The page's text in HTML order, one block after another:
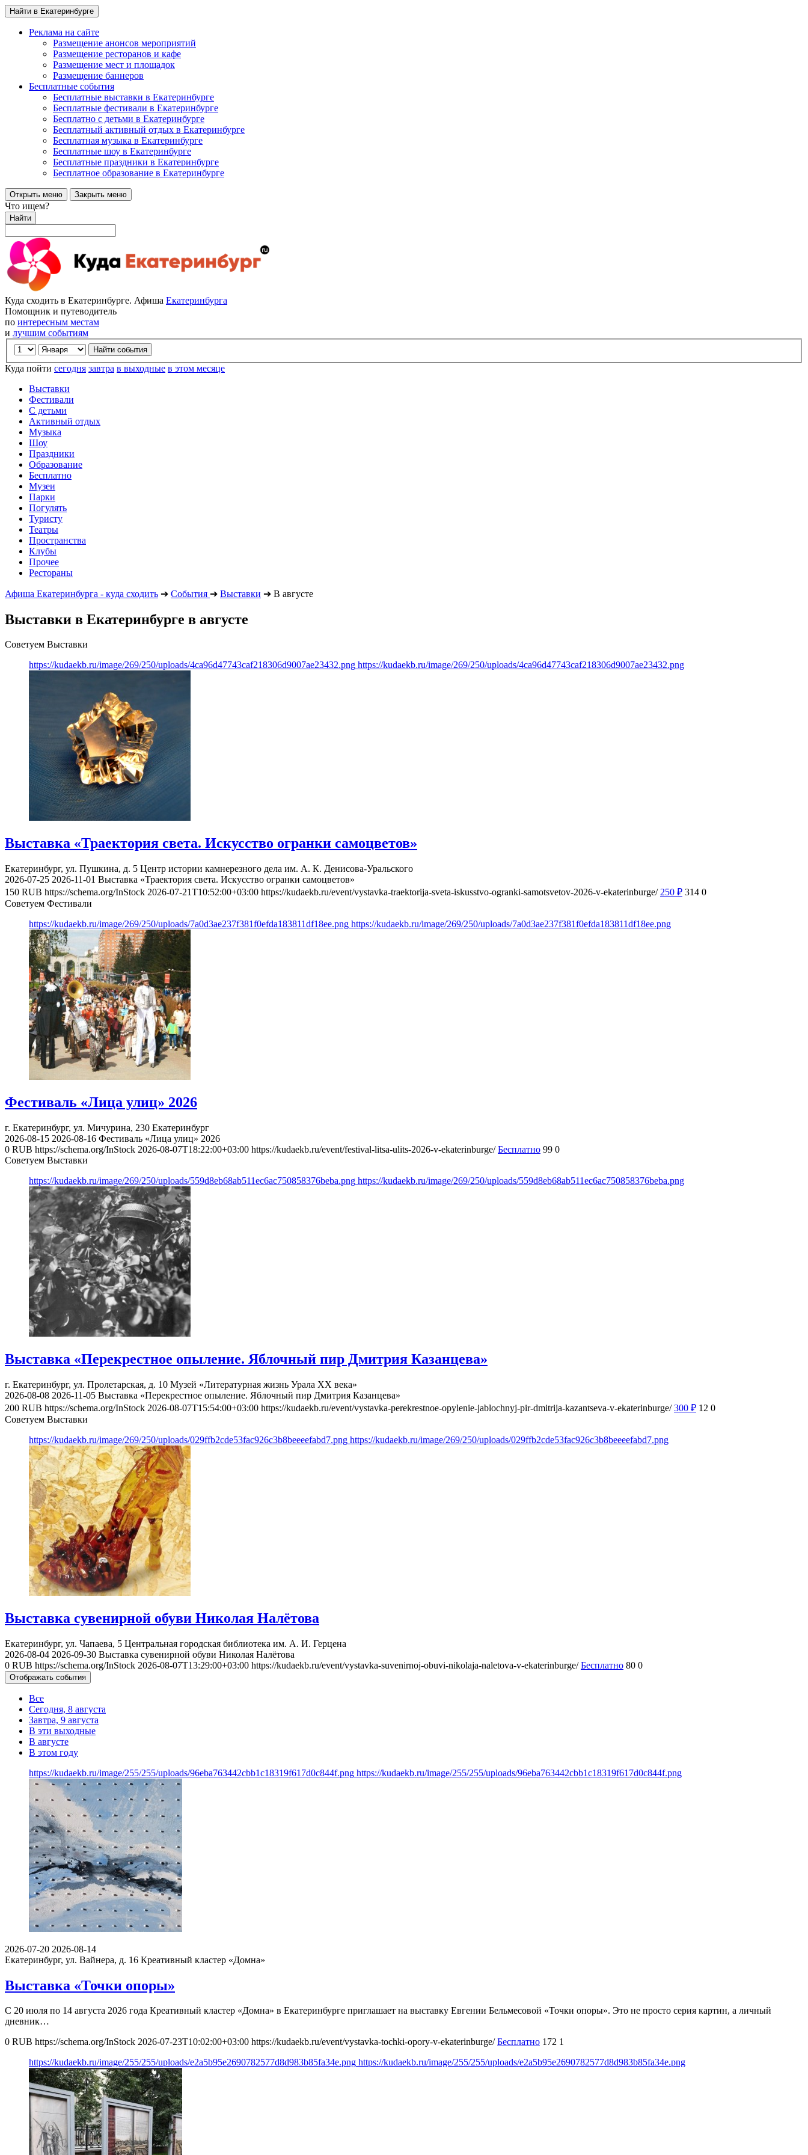
Найти в Екатеринбурге
Реклама на сайте
Размещение анонсов мероприятий
Размещение ресторанов и кафе
Размещение мест и площадок
Размещение баннеров
Бесплатные события
Бесплатные выставки в Екатеринбурге
Бесплатные фестивали в Екатеринбурге
Бесплатно с детьми в Екатеринбурге
Бесплатный активный отдых в Екатеринбурге
Бесплатная музыка в Екатеринбурге
Бесплатные шоу в Екатеринбурге
Бесплатные праздники в Екатеринбурге
Бесплатное образование в Екатеринбурге
Открыть меню Закрыть меню
Что ищем?
Найти
Куда сходить в Екатеринбурге. Афиша Екатеринбурга
Помощник и путеводитель
по интересным местам
и лучшим событиям
Куда пойти сегодня завтра в выходные в этом месяце
Выставки
Фестивали
С детьми
Активный отдых
Музыка
Шоу
Праздники
Образование
Бесплатно
Музеи
Парки
Погулять
Туристу
Театры
Пространства
Клубы
Прочее
Рестораны
Афиша Екатеринбурга - куда сходить ➔ События ➔ Выставки ➔ В августе
Выставки в Екатеринбурге в августе
Советуем Выставки
https://kudaekb.ru/image/269/250/uploads/4ca96d47743caf218306d9007ae23432.png https://kudaekb.ru/image/269/250/uploads/4ca96d47743caf218306d9007ae23432.png
Выставка «Траектория света. Искусство огранки самоцветов»
Екатеринбург, ул. Пушкина, д. 5 Центр истории камнерезного дела им. А. К. Денисова-Уральского
2026-07-25 2026-11-01 Выставка «Траектория света. Искусство огранки самоцветов»
150 RUB https://schema.org/InStock 2026-07-21T10:52:00+03:00 https://kudaekb.ru/event/vystavka-traektorija-sveta-iskusstvo-ogranki-samotsvetov-2026-v-ekaterinburge/ 250 ₽ 314 0
Советуем Фестивали
https://kudaekb.ru/image/269/250/uploads/7a0d3ae237f381f0efda183811df18ee.png https://kudaekb.ru/image/269/250/uploads/7a0d3ae237f381f0efda183811df18ee.png
Фестиваль «Лица улиц» 2026
г. Екатеринбург, ул. Мичурина, 230 Екатеринбург
2026-08-15 2026-08-16 Фестиваль «Лица улиц» 2026
0 RUB https://schema.org/InStock 2026-08-07T18:22:00+03:00 https://kudaekb.ru/event/festival-litsa-ulits-2026-v-ekaterinburge/ Бесплатно 99 0
Советуем Выставки
https://kudaekb.ru/image/269/250/uploads/559d8eb68ab511ec6ac750858376beba.png https://kudaekb.ru/image/269/250/uploads/559d8eb68ab511ec6ac750858376beba.png
Выставка «Перекрестное опыление. Яблочный пир Дмитрия Казанцева»
г. Екатеринбург, ул. Пролетарская, д. 10 Музей «Литературная жизнь Урала ХХ века»
2026-08-08 2026-11-05 Выставка «Перекрестное опыление. Яблочный пир Дмитрия Казанцева»
200 RUB https://schema.org/InStock 2026-08-07T15:54:00+03:00 https://kudaekb.ru/event/vystavka-perekrestnoe-opylenie-jablochnyj-pir-dmitrija-kazantseva-v-ekaterinburge/ 300 ₽ 12 0
Советуем Выставки
https://kudaekb.ru/image/269/250/uploads/029ffb2cde53fac926c3b8beeeefabd7.png https://kudaekb.ru/image/269/250/uploads/029ffb2cde53fac926c3b8beeeefabd7.png
Выставка сувенирной обуви Николая Налётова
Екатеринбург, ул. Чапаева, 5 Центральная городская библиотека им. А. И. Герцена
2026-08-04 2026-09-30 Выставка сувенирной обуви Николая Налётова
0 RUB https://schema.org/InStock 2026-08-07T13:29:00+03:00 https://kudaekb.ru/event/vystavka-suvenirnoj-obuvi-nikolaja-naletova-v-ekaterinburge/ Бесплатно 80 0
Отображать события
Все
Сегодня, 8 августа
Завтра, 9 августа
В эти выходные
В августе
В этом году
https://kudaekb.ru/image/255/255/uploads/96eba763442cbb1c18319f617d0c844f.png https://kudaekb.ru/image/255/255/uploads/96eba763442cbb1c18319f617d0c844f.png
2026-07-20 2026-08-14
Екатеринбург, ул. Вайнера, д. 16 Креативный кластер «Домна»
Выставка «Точки опоры»
С 20 июля по 14 августа 2026 года Креативный кластер «Домна» в Екатеринбурге приглашает на выставку Евгении Бельмесовой «Точки опоры». Это не просто серия картин, а личный
дневник…
0 RUB https://schema.org/InStock 2026-07-23T10:02:00+03:00 https://kudaekb.ru/event/vystavka-tochki-opory-v-ekaterinburge/ Бесплатно 172 1
https://kudaekb.ru/image/255/255/uploads/e2a5b95e2690782577d8d983b85fa34e.png https://kudaekb.ru/image/255/255/uploads/e2a5b95e2690782577d8d983b85fa34e.png